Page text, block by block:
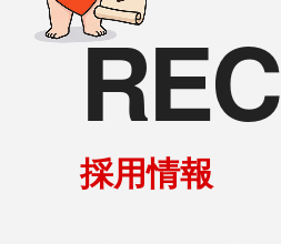
採用情報